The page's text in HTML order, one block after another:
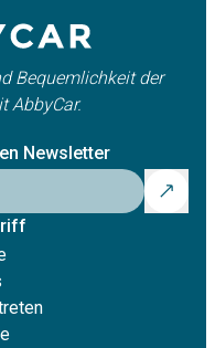
Bequemlichkeit der
AbbyCar.
Newsletter